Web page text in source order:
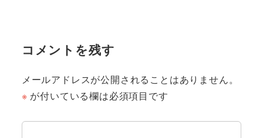
コメントを残す
メールアドレスが公開されることはありません。
※ が付いている欄は必須項目です